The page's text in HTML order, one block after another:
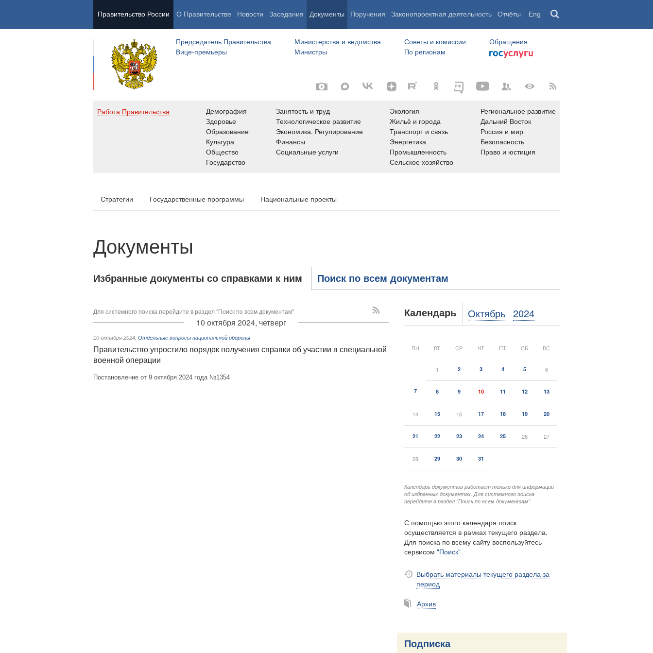
Правительство России О Правительстве Новости Заседания Документы Поручения Законопроектная деятельность Отчёты Eng
Председатель Правительства
Вице-премьеры
Министерства и ведомства
Министры
Советы и комиссии
По регионам
Обращения
Работа Правительства
Демография
Здоровье
Образование
Культура
Общество
Государство
Занятость и труд
Технологическое развитие
Экономика. Регулирование
Финансы
Социальные услуги
Экология
Жильё и города
Транспорт и связь
Энергетика
Промышленность
Сельское хозяйство
Региональное развитие
Дальний Восток
Россия и мир
Безопасность
Право и юстиция
Стратегии Государственные программы Национальные проекты
Документы
Избранные документы со справками к ним Поиск по всем документам
Для системного поиска перейдите в раздел "Поиск по всем документам"
10 октября 2024, четверг
10 октября 2024 Отдельные вопросы национальной обороны
Правительство упростило порядок получения справки об участии в специальной
военной операции
Постановление от 9 октября 2024 года №1354
Календарь Октябрь 2024
ПН ВТ СР ЧТ ПТ СБ ВС
1 2 3 4 5 6
7 8 9 10 11 12 13
14 15 16 17 18 19 20
21 22 23 24 25 26 27
28 29 30 31
Календарь документов работает только для информации
об избранных документах. Для системного поиска
перейдите в раздел "Поиск по всем документам".
С помощью этого календаря поиск
осуществляется в рамках текущего раздела.
Для поиска по всему сайту воспользуйтесь
сервисом "Поиск"
Выбрать материалы текущего раздела за
период
Архив
Подписка